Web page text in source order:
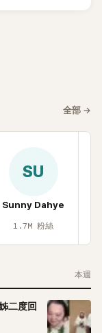
聽了忍不住笑
說是不是去隆乳
又驚又笑。 事實
尼站在一排攝影
的往事再度被提
引發話題的「腋下
聲團體 S#arp 成
，由李智惠、徐
全部 →
SU
Sunny Dahye
1.7M 粉絲
本週
二度回